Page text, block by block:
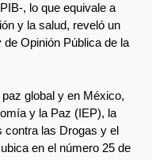
, lo que equivale a
y la salud, reveló un
Opinión Pública de la
global y en México,
y la Paz (IEP), la
contra las Drogas y el
en el número 25 de